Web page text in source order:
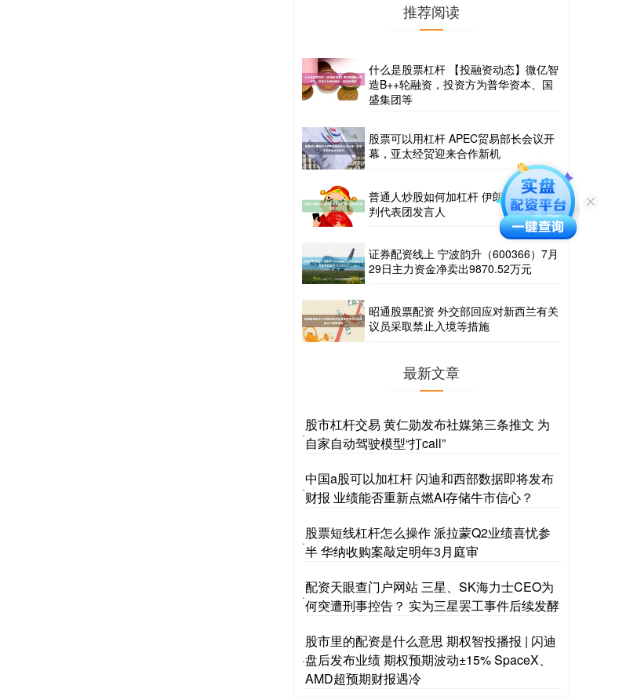
推荐阅读
什么是股票杠杆 【投融资动态】微亿智
造B++轮融资，投资方为普华资本、国
盛集团等
股票可以用杠杆 APEC贸易部长会议开
幕，亚太经贸迎来合作新机
普通人炒股如何加杠杆 伊朗任命伊美谈
判代表团发言人
证券配资线上 宁波韵升（600366）7月
29日主力资金净卖出9870.52万元
昭通股票配资 外交部回应对新西兰有关
议员采取禁止入境等措施
最新文章
·
股市杠杆交易 黄仁勋发布社媒第三条推文 为
自家自动驾驶模型“打call”
·
中国a股可以加杠杆 闪迪和西部数据即将发布
财报 业绩能否重新点燃AI存储牛市信心？
·
股票短线杠杆怎么操作 派拉蒙Q2业绩喜忧参
半 华纳收购案敲定明年3月庭审
·
配资天眼查门户网站 三星、SK海力士CEO为
何突遭刑事控告？ 实为三星罢工事件后续发酵
·
股市里的配资是什么意思 期权智投播报 | 闪迪
盘后发布业绩 期权预期波动±15% SpaceX、
AMD超预期财报遇冷